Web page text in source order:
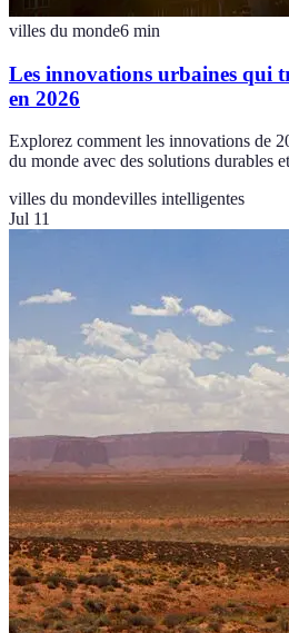
villes du monde6 min
Les innovations urbaines qui
en 2026
Explorez comment les innovations de
du monde avec des solutions durables
villes du mondevilles intelligentes
Jul 11